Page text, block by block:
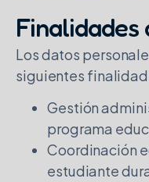
Los datos
siguientes
Gestión
programa
Coordinación
estudiante